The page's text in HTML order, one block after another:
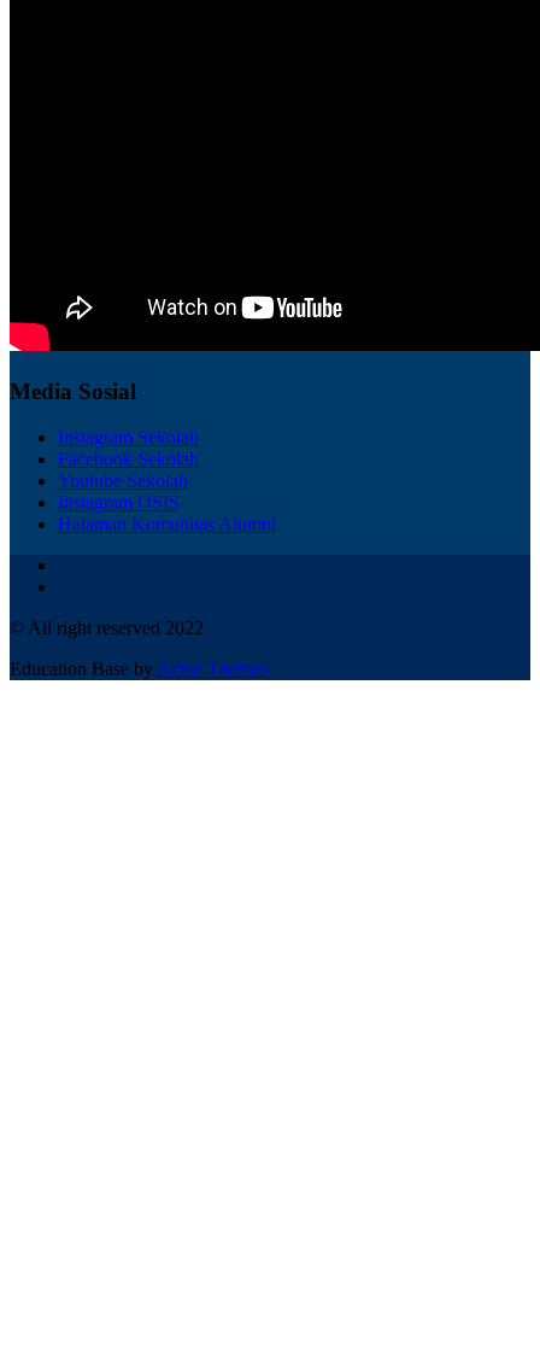
Media Sosial
Instagram Sekolah
Facebook Sekolah
Youtube Sekolah
Instagram OSIS
Halaman Komunitas Alumni
© All right reserved 2022
Education Base by Acme Themes